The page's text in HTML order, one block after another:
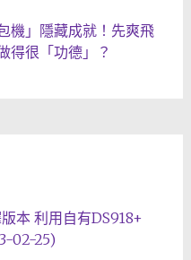
機」隱藏成就！先爽飛
得很「功德」？
本 利用自有DS918+
02-25)